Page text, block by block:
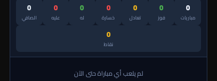
0
مباريات
0
فوز
0
تعادل
0
خسارة
0
له
0
عليه
0
الصافي
0
نقاط
لم يلعب أي مباراة حتى الآن